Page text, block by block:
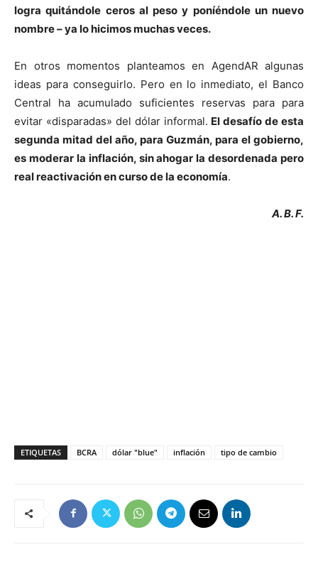
logra quitándole ceros al peso y poníéndole un nuevo
nombre – ya lo hicimos muchas veces.
En otros momentos planteamos en AgendAR algunas
ideas para conseguirlo. Pero en lo inmediato, el Banco
Central ha acumulado suficientes reservas para para
evitar «disparadas» del dólar informal. El desafío de esta
segunda mitad del año, para Guzmán, para el gobierno,
es moderar la inflación, sin ahogar la desordenada pero
real reactivación en curso de la economía.
A. B. F.
ETIQUETAS BCRA dólar "blue" inflación tipo de cambio